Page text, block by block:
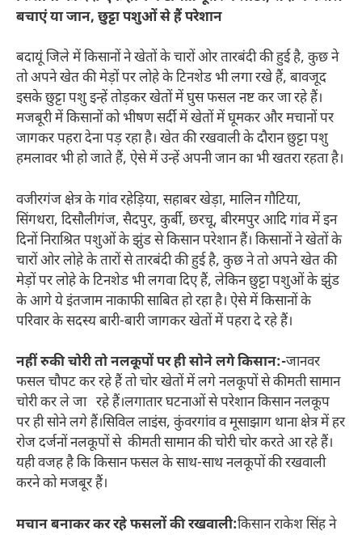
बचाएं या जान, छुट्टा पशुओं से हैं परेशान
बदायूं जिले में किसानों ने खेतों के चारों ओर तारबंदी की हुई है, कुछ ने
तो अपने खेत की मेड़ों पर लोहे के टिनशेड भी लगा रखे हैं, बावजूद
इसके छुट्टा पशु इन्हें तोड़कर खेतों में घुस फसल नष्ट कर जा रहे हैं।
मजबूरी में किसानों को भीषण सर्दी में खेतों में घूमकर और मचानों पर
जागकर पहरा देना पड़ रहा है। खेत की रखवाली के दौरान छुट्टा पशु
हमलावर भी हो जाते हैं, ऐसे में उन्हें अपनी जान का भी खतरा रहता है।
वजीरगंज क्षेत्र के गांव रहेड़िया, सहाबर खेड़ा, मालिन गौटिया,
सिंगथरा, दिसौलीगंज, सैदपुर, कुर्बी, छरचू, बीरमपुर आदि गांव में इन
दिनों निराश्रित पशुओं के झुंड से किसान परेशान हैं। किसानों ने खेतों के
चारों ओर लोहे के तारों से तारबंदी की हुई है, कुछ ने तो अपने खेत की
मेड़ों पर लोहे के टिनशेड भी लगवा दिए हैं, लेकिन छुट्टा पशुओं के झुंड
के आगे ये इंतजाम नाकाफी साबित हो रहा है। ऐसे में किसानों के
परिवार के सदस्य बारी-बारी जागकर खेतों में पहरा दे रहे हैं।
नहीं रुकी चोरी तो नलकूपों पर ही सोने लगे किसान:-जानवर
फसल चौपट कर रहे हैं तो चोर खेतों में लगे नलकूपों से कीमती सामान
चोरी कर ले जा रहे हैं।लगातार घटनाओं से परेशान किसान नलकूप
पर ही सोने लगे हैं।सिविल लाइंस, कुंवरगांव व मूसाझाग थाना क्षेत्र में हर
रोज दर्जनों नलकूपों से कीमती सामान की चोरी चोर करते आ रहे हैं।
यही वजह है कि किसान फसल के साथ-साथ नलकूपों की रखवाली
करने को मजबूर हैं।
मचान बनाकर कर रहे फसलों की रखवाली:‌किसान राकेश सिंह ने